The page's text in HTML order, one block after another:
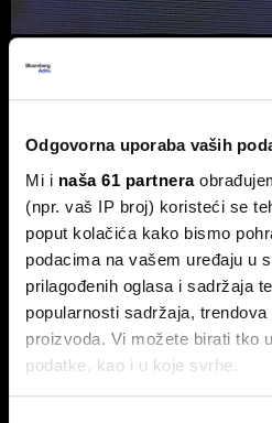
Odgovorna uporaba vaših
Mi i naša 61 partnera
(npr. vaš IP broj) koristeći se
poput kolačića kako bismo
podacima na vašem uređaju u
prilagođenih oglasa i sadržaja
popularnosti sadržaja,
proizvoda. Vi možete birati tko
podatke, kao i u koje svrhe.
Ljetno zatišje na
lov na 'savršen
Povijesni podaci pokazuju da su
najmanjom volatilnošću na
Zarada Crobex10 skočila,